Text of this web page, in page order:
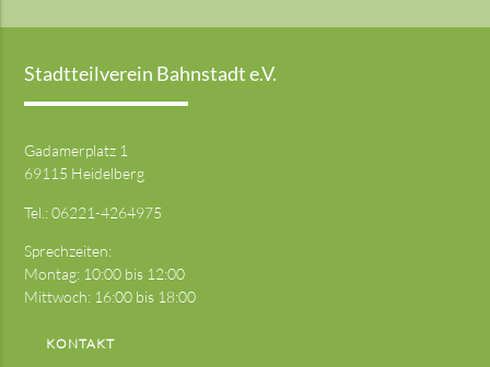
Stadtteilverein Bahnstadt e.V.
Gadamerplatz 1
69115 Heidelberg
Tel.:06221-4264975
Sprechzeiten:
Montag: 10:00 bis 12:00
Mittwoch: 16:00 bis 18:00
KONTAKT